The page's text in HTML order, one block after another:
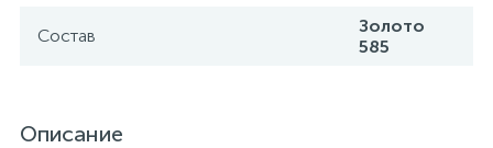
Состав
Золото
585
Описание